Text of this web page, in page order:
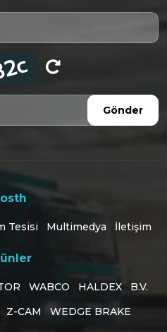
Gönder
Tesisi Multimedya İletişim
WABCO HALDEX
B.V.
Z-CAM
WEDGE BRAKE